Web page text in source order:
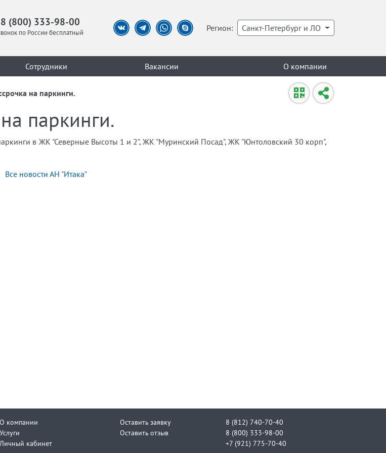
8 (800) 333-98-00
по России бесплатный Регион: Санкт-Петербург и ЛО
Сотрудники Вакансии О компании
на паркинги.
паркинги.
в ЖК "Северные Высоты 1 и 2", ЖК "Муринский Посад", ЖК "Юнтоловский 30 корп",
Все новости АН "Итака"
О компании
Услуги
Личный кабинет
Оставить заявку
Оставить отзыв
8 (812) 740-70-40
8 (800) 333-98-00
+7 (921) 775-70-40